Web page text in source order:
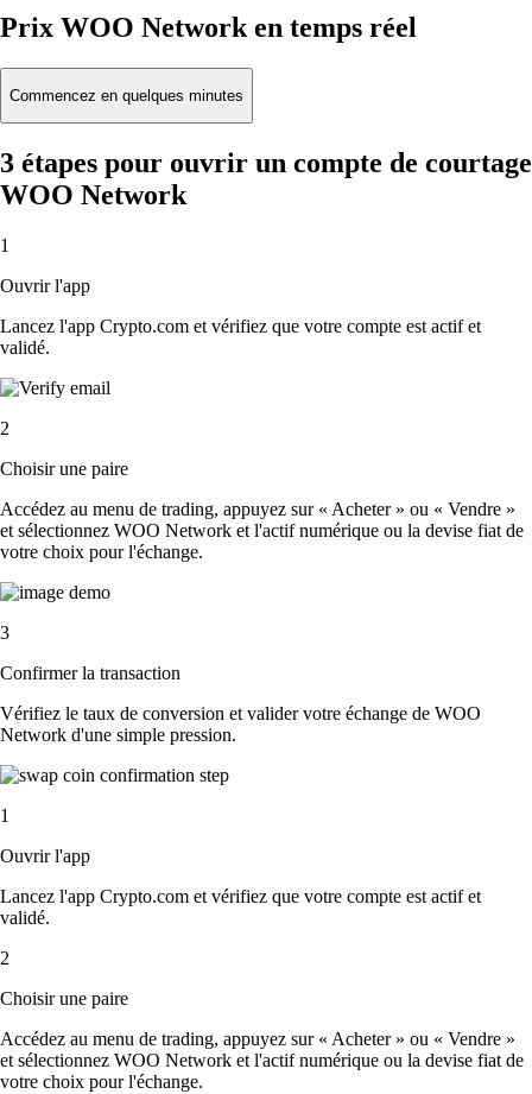
Prix WOO Network en temps réel
Commencez en quelques minutes
3 étapes pour ouvrir un compte de courtage
WOO Network
1
Ouvrir l'app
Lancez l'app Crypto.com et vérifiez que votre compte est actif et
validé.
2
Choisir une paire
Accédez au menu de trading, appuyez sur « Acheter » ou « Vendre »
et sélectionnez WOO Network et l'actif numérique ou la devise fiat de
votre choix pour l'échange.
3
Confirmer la transaction
Vérifiez le taux de conversion et valider votre échange de WOO
Network d'une simple pression.
1
Ouvrir l'app
Lancez l'app Crypto.com et vérifiez que votre compte est actif et
validé.
2
Choisir une paire
Accédez au menu de trading, appuyez sur « Acheter » ou « Vendre »
et sélectionnez WOO Network et l'actif numérique ou la devise fiat de
votre choix pour l'échange.